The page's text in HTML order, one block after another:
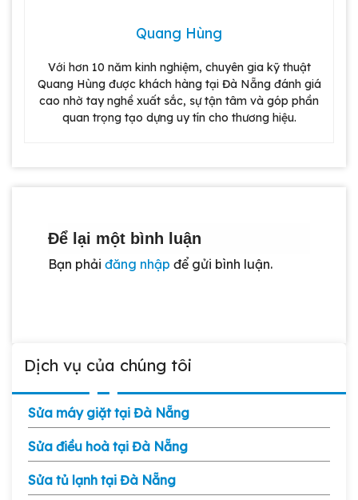
Quang Hùng
Với hơn 10 năm kinh nghiệm, chuyên gia kỹ thuật
Quang Hùng được khách hàng tại Đà Nẵng đánh giá
cao nhờ tay nghề xuất sắc, sự tận tâm và góp phần
quan trọng tạo dựng uy tín cho thương hiệu.
Để lại một bình luận
Bạn phải đăng nhập để gửi bình luận.
Dịch vụ của chúng tôi
Sửa máy giặt tại Đà Nẵng
Sửa điều hoà tại Đà Nẵng
Sửa tủ lạnh tại Đà Nẵng